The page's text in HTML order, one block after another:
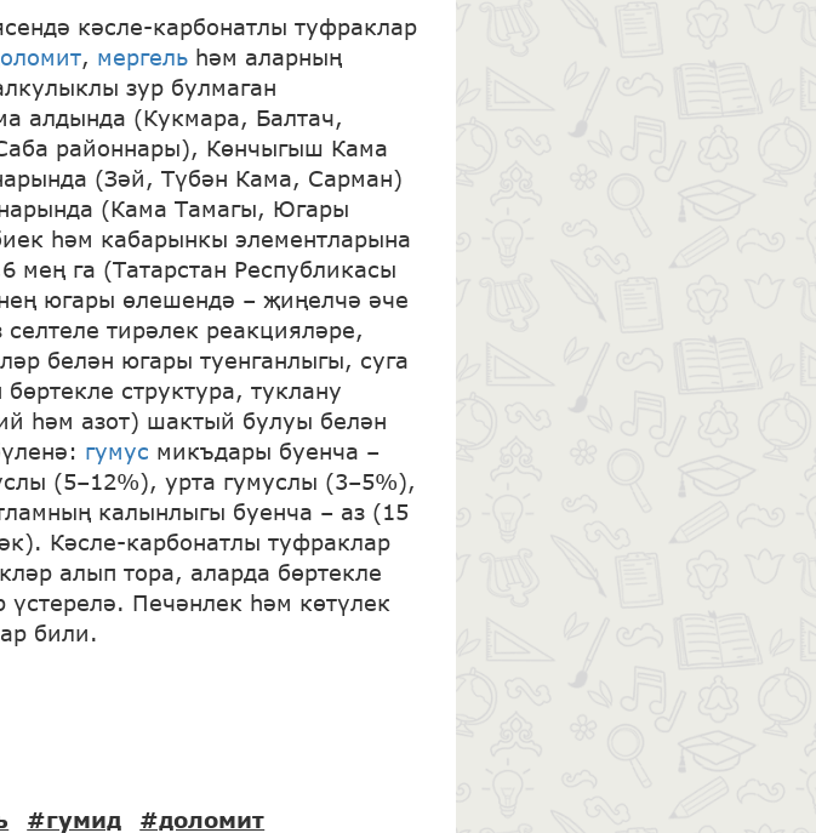
кәсле-карбонатлы туфраклар
, мергель һәм аларның
зур булмаган
алдында (Кукмара, Балтач,
районнары), Көнчыгыш Кама
(Зәй, Түбән Кама, Сарман)
(Кама Тамагы, Югары
һәм кабарынкы элементларына
га (Татарстан Республикасы
югары өлешендә – җиңелчә әче
тирәлек реакцияләре,
белән югары туенганлыгы, суга
структура, туклану
һәм азот) шактый булуы белән
гумус микъдары буенча –
(5–12%), урта гумуслы (3–5%),
калынлыгы буенча – аз (15
Кәсле-карбонатлы туфраклар
алып тора, аларда бөртекле
Печәнлек һәм көтүлек
били.
#гумид #доломит